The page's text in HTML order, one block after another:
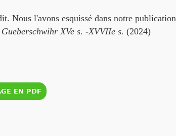
Nous l'avons esquissé dans notre publication
XVe s. -XVVIIe s. (2024)